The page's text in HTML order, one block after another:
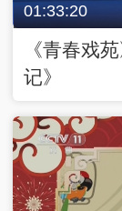
01:33:20
《青春戏
记》